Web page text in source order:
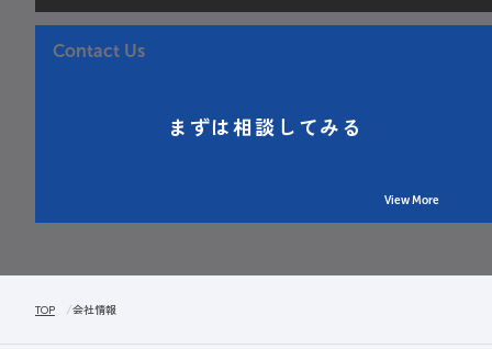
Contact Us
まずは相談してみる
View More
TOP 会社情報